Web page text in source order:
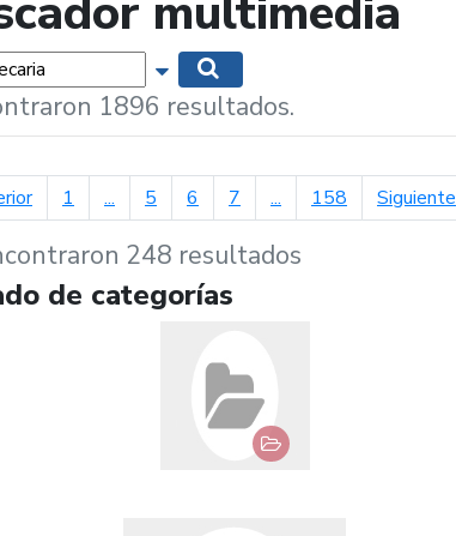
multimedia
Mostrar opciones de búsqueda
1896 resultados.
página anterior
1 ... 5 6 7 ... 158 Siguiente
248 resultados
de categorías